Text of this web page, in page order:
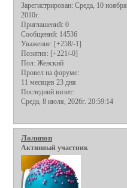
Зарегистрирован: Среда, 10 ноября,
2010г.
Приглашений: 0
Сообщений: 14536
Уважение: [+258/-1]
Позитив: [+221/-0]
Пол: Женский
Провел на форуме:
11 месяцев 23 дня
Последний визит:
Среда, 8 июля, 2026г. 20:59:14
Лолипоп
Активный участник